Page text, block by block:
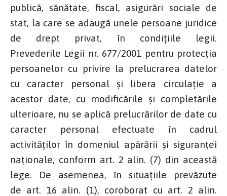
publică, sănătate, fiscal, asigurări sociale de
stat, la care se adaugă unele persoane juridice
de drept privat, în condiţiile legii.
Prevederile Legii nr. 677/2001 pentru protecţia
persoanelor cu privire la prelucrarea datelor
cu caracter personal şi libera circulaţie a
acestor date, cu modificările şi completările
ulterioare, nu se aplică prelucrărilor de date cu
caracter personal efectuate în cadrul
activităţilor în domeniul apărării şi siguranţei
naţionale, conform art. 2 alin. (7) din această
lege. De asemenea, în situaţiile prevăzute
de art. 16 alin. (1), coroborat cu art. 2 alin.